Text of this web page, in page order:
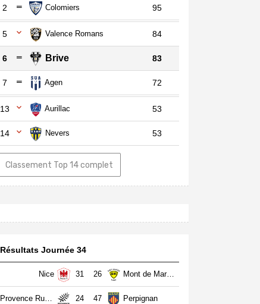
2 Colomiers 95
5 Valence Romans 84
6 Brive 83
7 Agen 72
13 Aurillac 53
14 Nevers 53
Classement Top 14 complet
Résultats Journée 34
Nice 31 26 Mont de Marsan
Provence Rugby 24 47 Perpignan